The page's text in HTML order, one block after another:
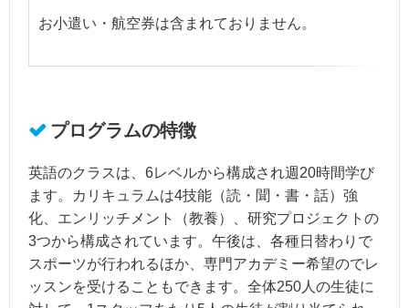
お小遣い・航空券は含まれておりません。
プログラムの特徴
英語のクラスは、6レベルから構成され週20時間学び
ます。カリキュラムは4技能（読・聞・書・話）強
化、エンリッチメント（教養）、研究プロジェクトの
3つから構成されています。午後は、各種日替わりで
スポーツが行われるほか、専門アカデミー希望のでレ
ッスンを受けることもできます。全体250人の生徒に